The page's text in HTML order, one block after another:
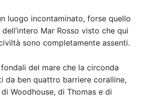
luogo incontaminato, forse quello
Mar Rosso visto che qui
sono completamente assenti.
del mare che la circonda
da ben quattro barriere coralline,
Woodhouse, di Thomas e di